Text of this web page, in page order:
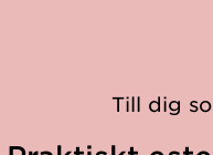
Till dig